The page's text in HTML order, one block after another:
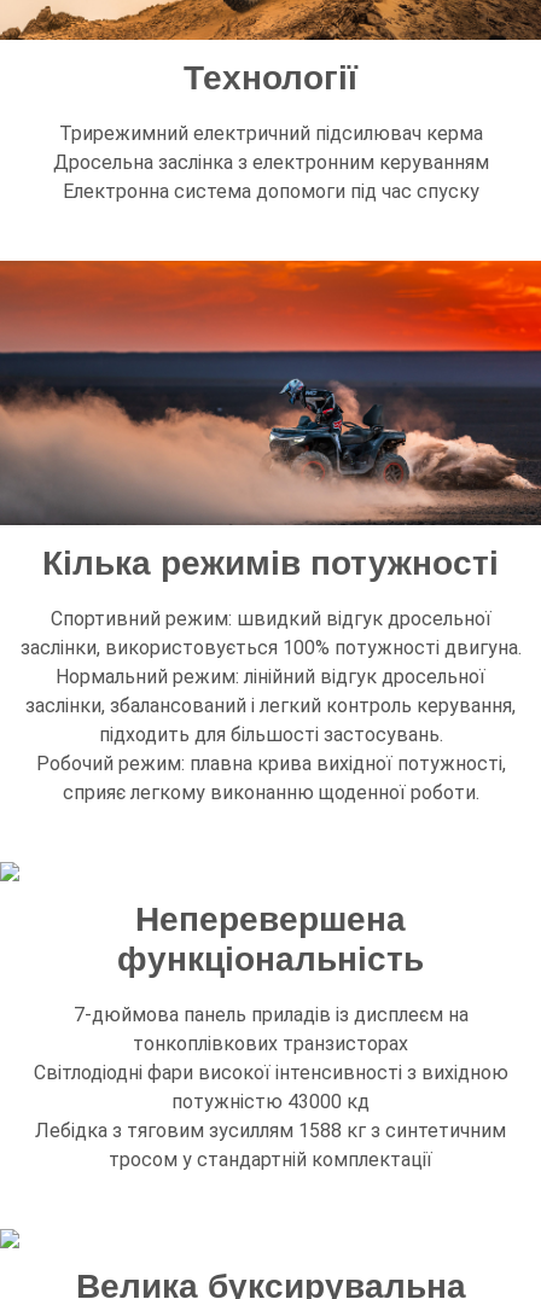
Технології
Трирежимний електричний підсилювач керма
Дросельна заслінка з електронним керуванням
Електронна система допомоги під час спуску
Кілька режимів потужності
Спортивний режим: швидкий відгук дросельної
заслінки, використовується 100% потужності двигуна.
Нормальний режим: лінійний відгук дросельної
заслінки, збалансований і легкий контроль керування,
підходить для більшості застосувань.
Робочий режим: плавна крива вихідної потужності,
сприяє легкому виконанню щоденної роботи.
Неперевершена
функціональність
7-дюймова панель приладів із дисплеєм на
тонкоплівкових транзисторах
Світлодіодні фари високої інтенсивності з вихідною
потужністю 43000 кд
Лебідка з тяговим зусиллям 1588 кг з синтетичним
тросом у стандартній комплектації
Велика буксирувальна